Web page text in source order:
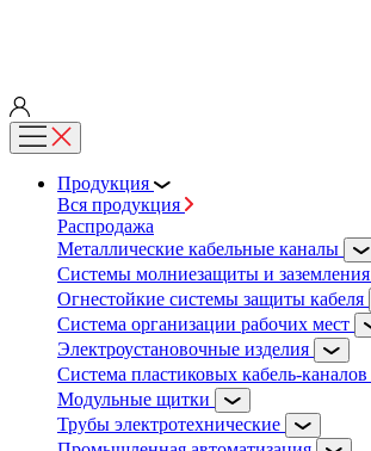
Продукция
Вся продукция
Распродажа
Металлические кабельные каналы
Системы молниезащиты и заземления
Огнестойкие системы защиты кабеля
Система организации рабочих мест
Электроустановочные изделия
Система пластиковых кабель-каналов
Модульные щитки
Трубы электротехнические